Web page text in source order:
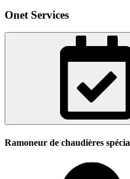
Onet Services
Ramoneur de chaudières